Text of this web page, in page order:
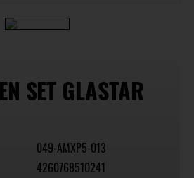
SET GLASTAR
049-AMXP5-013
4260768510241